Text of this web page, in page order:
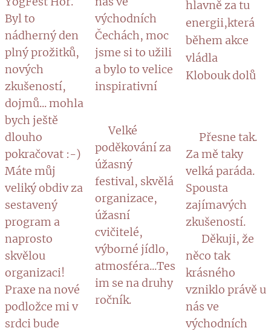
Byl to
nádherný den
plný prožitků,
nových
zkušeností,
dojmů... mohla
bych ještě
dlouho
pokračovat :-)
Máte můj
veliký obdiv za
sestavený
program a
naprosto
skvělou
organizaci!
Praxe na nové
podložce mi v
srdci bude
východních
Čechách, moc
jsme si to užili
a bylo to velice
inspirativní 🙏
🔹Velké
poděkování za
úžasný
festival, skvělá
organizace,
úžasní
cvičitelé,
výborné jídlo,
atmosféra...Tes
im se na druhy
ročník.
hlavně za tu
energii,která
během akce
vládla ❤️ 👏
Klobouk dolů
🔹Přesne tak.
Za mě taky
velká paráda.
Spousta
zajímavých
zkušeností.
🔹 Děkuji, že
něco tak
krásného
vzniklo právě u
nás ve
východních